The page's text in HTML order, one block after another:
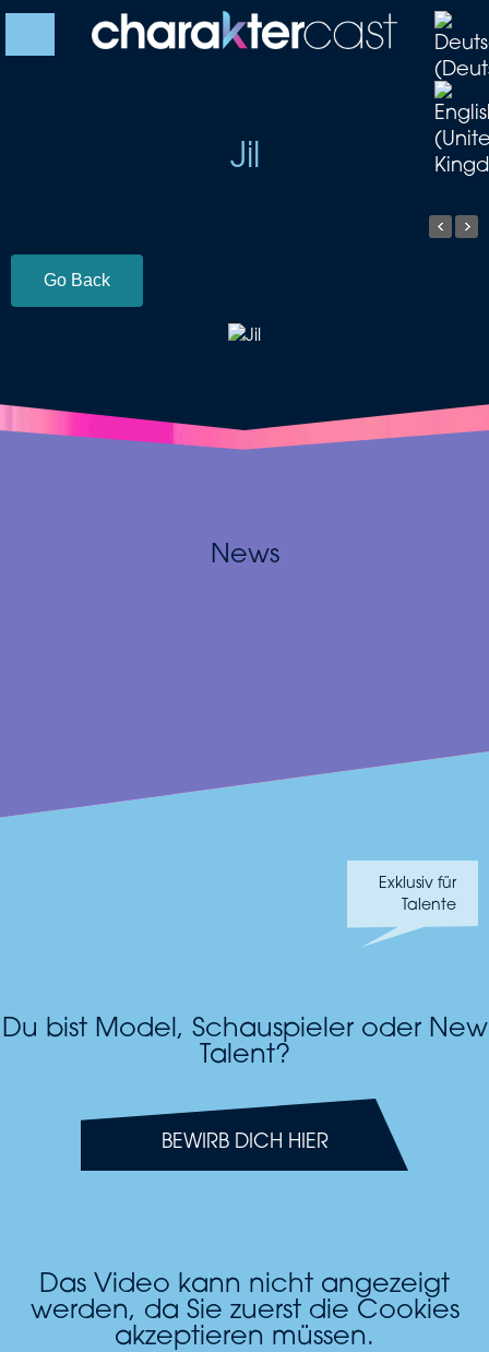
Jil
Go Back
News
Exklusiv für
Talente
Du bist Model, Schauspieler oder New
Talent?
BEWIRB DICH HIER
Das Video kann nicht angezeigt
werden, da Sie zuerst die Cookies
akzeptieren müssen.